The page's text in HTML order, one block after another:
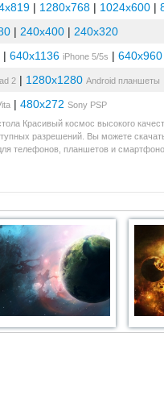
| 1280x768 | 1024x600 |
| 240x400 | 240x320
| 640x1136 iPhone 5/5s | 640x960
2 | 1280x1280 Android планшеты
| 480x272 Sony PSP
Красивый космос высокого
разрешений. Вы можете
телефонов, планшетов и